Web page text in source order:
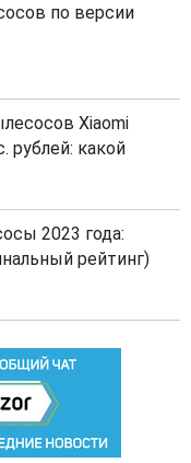
по версии
Xiaomi
какой
2023 года:
рейтинг)